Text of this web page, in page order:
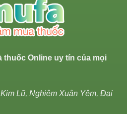
thuốc Online uy tín của mọi
Lũ, Nghiêm Xuân Yêm, Đại